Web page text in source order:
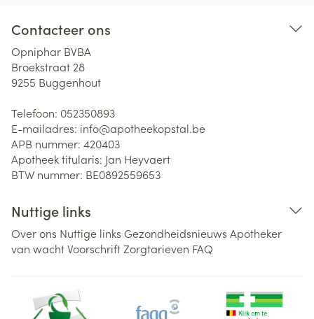
Contacteer ons
Opniphar BVBA
Broekstraat 28
9255 Buggenhout
Telefoon: 052350893
E-mailadres: info@apotheekopstal.be
APB nummer: 420403
Apotheek titularis: Jan Heyvaert
BTW nummer: BE0892559653
Nuttige links
Over ons Nuttige links Gezondheidsnieuws Apotheker
van wachtVoorschriftZorgtarieven FAQ